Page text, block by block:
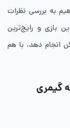
به بررسی نظرات
بازی و رایج‌ترین
انجام دهد، با هم
گیمری